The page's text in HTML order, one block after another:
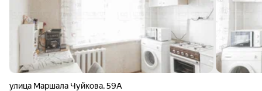
улица Маршала Чуйкова,59А